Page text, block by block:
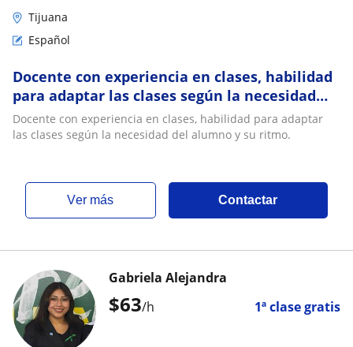
Tijuana
Español
Docente con experiencia en clases, habilidad
para adaptar las clases según la necesidad
del alumno y su ritmo
Docente con experiencia en clases, habilidad para adaptar
las clases según la necesidad del alumno y su ritmo.
ver más Contactar
$63/h 1ª clase gratis
Gabriela Alejandra